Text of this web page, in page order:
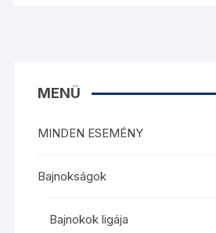
MENÜ
MINDEN ESEMÉNY
Bajnokságok
Bajnokok ligája